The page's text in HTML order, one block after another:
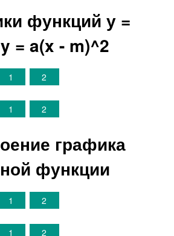
функций у =
= a(x - m)^2
1 2
1 2
графика
функции
1 2
1 2